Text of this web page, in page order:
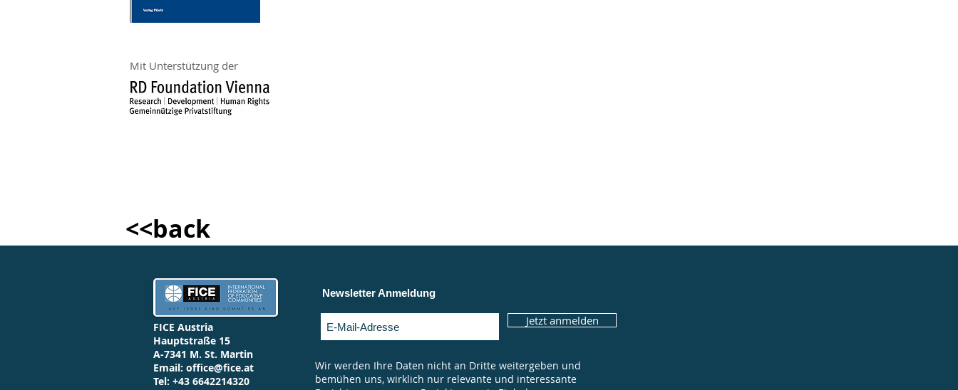
Mit Unterstützung der
<<back
FICE Austria
Hauptstraße 15
A-7341 M. St. Martin
Email: office@fice.at
Tel: +43 6642214320
Newsletter Anmeldung
Jetzt anmelden
Wir werden Ihre Daten nicht an Dritte weitergeben und
bemühen uns, wirklich nur relevante und interessante